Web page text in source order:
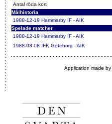
Antal röda kort
Målhistoria
1988-12-19 Hammarby IF - AIK
Spelade matcher
1988-12-19 Hammarby IF - AIK
1988-08-08 IFK Göteborg - AIK
Application made by